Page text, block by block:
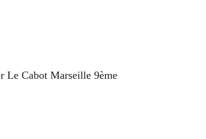
Le Cabot Marseille 9ème